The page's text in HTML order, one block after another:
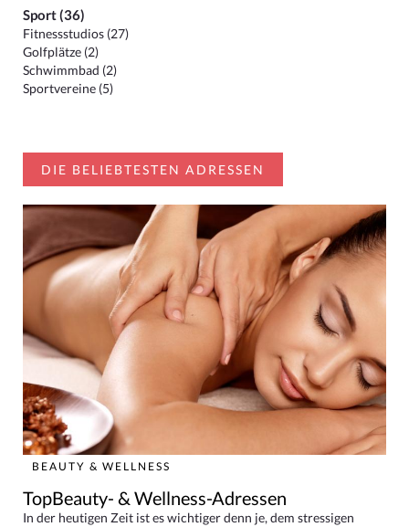
Sport (36)
Fitnessstudios (27)
Golfplätze (2)
Schwimmbad (2)
Sportvereine (5)
DIE BELIEBTESTEN ADRESSEN
BEAUTY & WELLNESS
TopBeauty- & Wellness-Adressen
In der heutigen Zeit ist es wichtiger denn je, dem stressigen